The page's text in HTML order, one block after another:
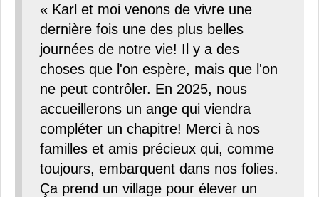
« Karl et moi venons de vivre une
dernière fois une des plus belles
journées de notre vie! Il y a des
choses que l'on espère, mais que l'on
ne peut contrôler. En 2025, nous
accueillerons un ange qui viendra
compléter un chapitre! Merci à nos
familles et amis précieux qui, comme
toujours, embarquent dans nos folies.
Ça prend un village pour élever un